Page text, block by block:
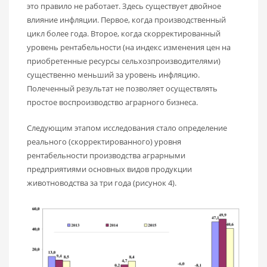
это правило не работает. Здесь существует двойное
влияние инфляции. Первое, когда производственный
цикл более года. Второе, когда скорректированный
уровень рентабельности (на индекс изменения цен на
приобретенные ресурсы сельхозпроизводителями)
существенно меньший за уровень инфляцию.
Полеченный результат не позволяет осуществлять
простое воспроизводство аграрного бизнеса.
Следующим этапом исследования стало определение
реального (скорректированного) уровня
рентабельности производства аграрными
предприятиями основных видов продукции
животноводства за три года (рисунок 4).